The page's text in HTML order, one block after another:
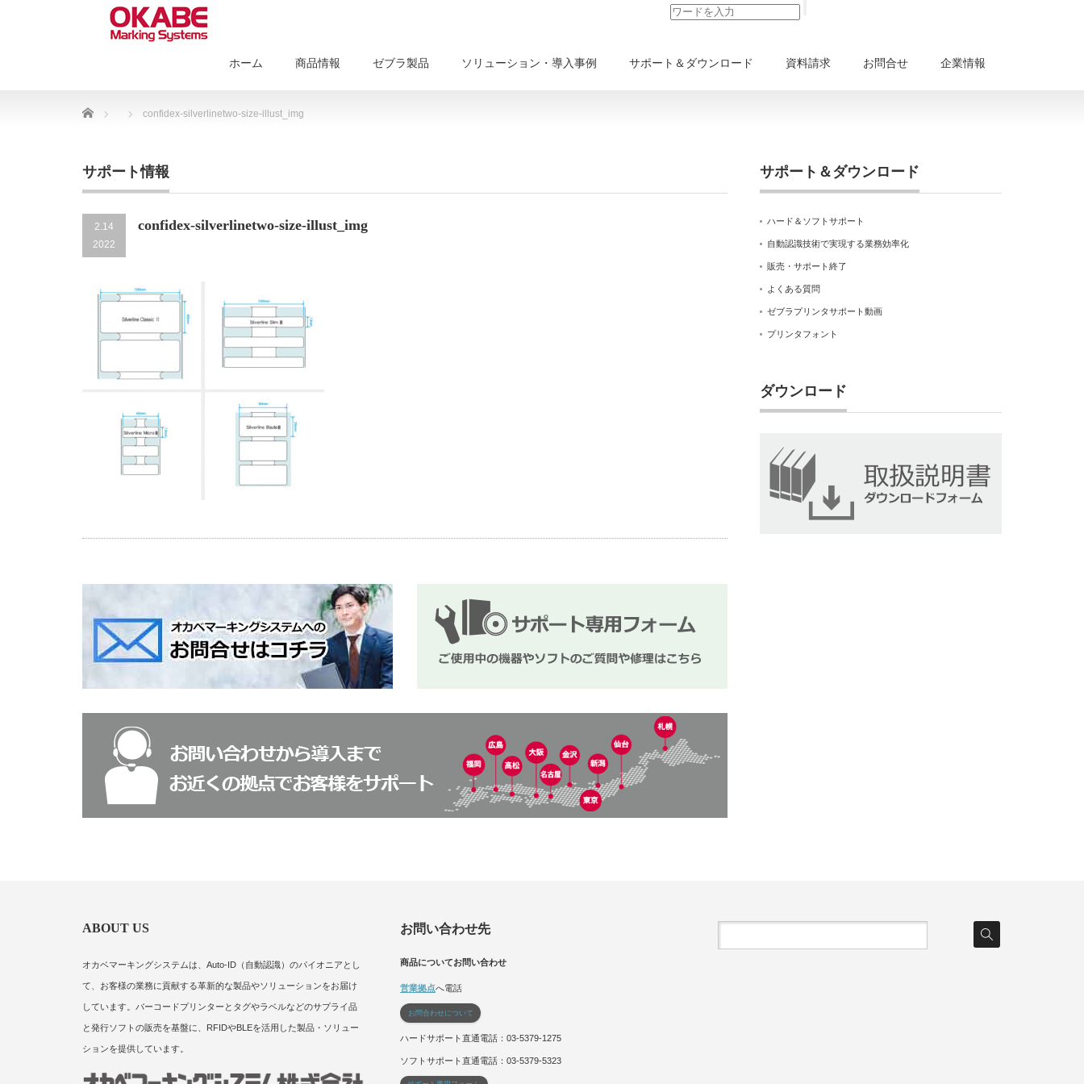
ホーム 商品情報 ゼブラ製品 ソリューション・導入事例 サポート＆ダウンロード 資料請求 お問合せ 企業情報
Home confidex-silverlinetwo-size-illust_img
サポート情報
2.14
2022
confidex-silverlinetwo-size-illust_img
サポート＆ダウンロード
ハード＆ソフトサポート
自動認識技術で実現する業務効率化
販売・サポート終了
よくある質問
ゼブラプリンタサポート動画
プリンタフォント
ダウンロード
ABOUT US
オカベマーキングシステムは、Auto-ID（自動認識）のパイオニアとし
て、お客様の業務に貢献する革新的な製品やソリューションをお届け
しています。バーコードプリンターとタグやラベルなどのサプライ品
と発行ソフトの販売を基盤に、RFIDやBLEを活用した製品・ソリュー
ションを提供しています。
お問い合わせ先
商品についてお問い合わせ
営業拠点へ電話
お問合わせについて
ハードサポート直通電話：03-5379-1275
ソフトサポート直通電話：03-5379-5323